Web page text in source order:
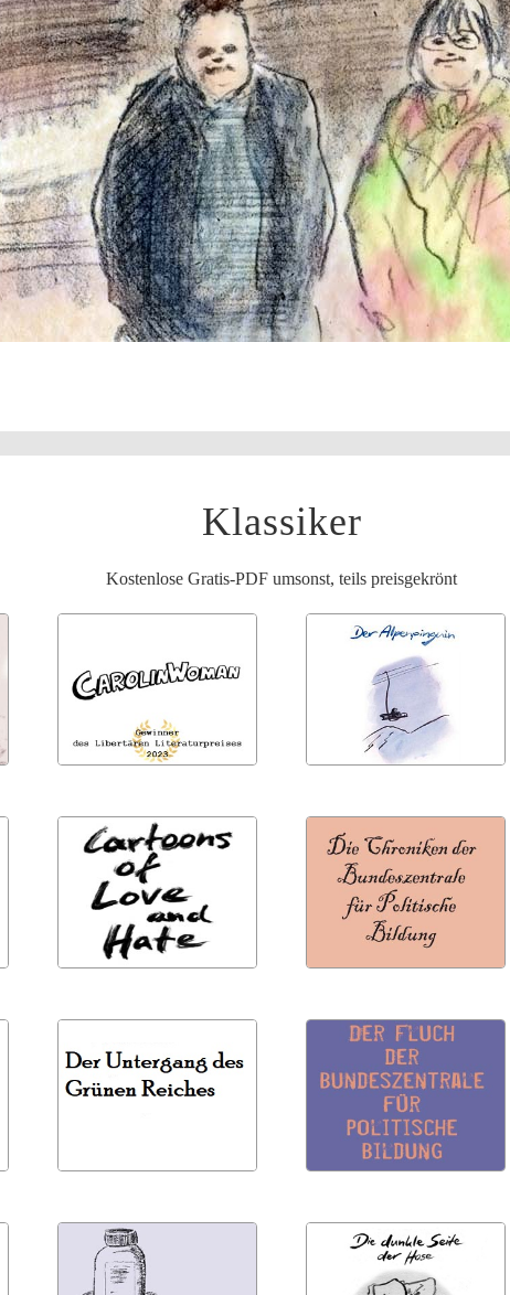
Klassiker
Kostenlose Gratis-PDF umsonst, teils preisgekrönt